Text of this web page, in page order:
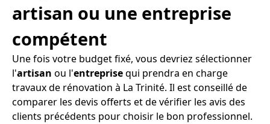
artisan ou une entreprise
compétent
Une fois votre budget fixé, vous devriez sélectionner
l'artisan ou l'entreprisequi prendra en charge
travaux de rénovation à La Trinité. Il est conseillé de
comparer les devis offerts et de vérifier les avis des
clients précédents pour choisir le bon professionnel.